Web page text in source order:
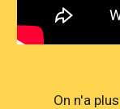
On n'a